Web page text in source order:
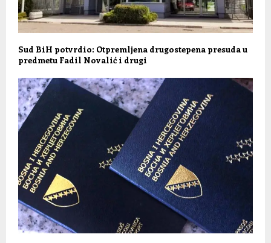
Sud BiH potvrdio: Otpremljena drugostepena presuda u
predmetu Fadil Novalić i drugi